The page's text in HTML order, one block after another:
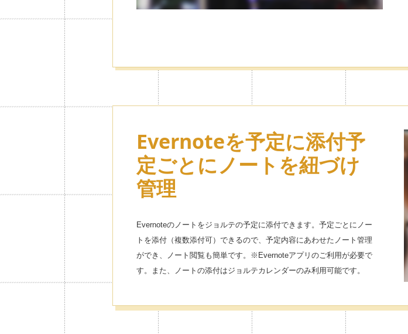
Evernoteを予定に添付予
定ごとにノートを紐づけ
管理
Evernoteのノートをジョルテの予定に添付できます。予定ごとにノー
トを添付（複数添付可）できるので、予定内容にあわせたノート管理
ができ、ノート閲覧も簡単です。※Evernoteアプリのご利用が必要で
す。また、ノートの添付はジョルテカレンダーのみ利用可能です。